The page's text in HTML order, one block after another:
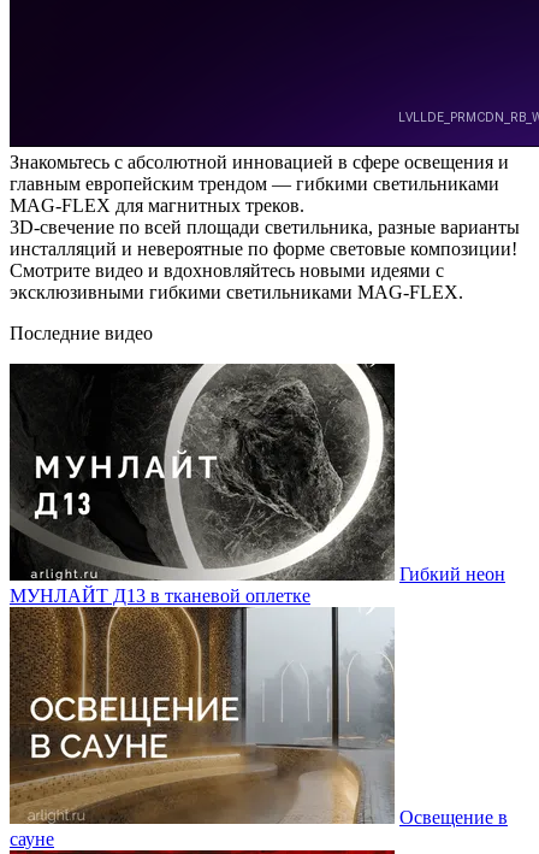
Знакомьтесь с абсолютной инновацией в сфере освещения и
главным европейским трендом — гибкими светильниками
MAG-FLEX для магнитных треков.
3D-свечение по всей площади светильника, разные варианты
инсталляций и невероятные по форме световые композиции!
Смотрите видео и вдохновляйтесь новыми идеями с
эксклюзивными гибкими светильниками MAG-FLEX.
Последние видео
Гибкий неон
МУНЛАЙТ Д13 в тканевой оплетке
Освещение в
сауне